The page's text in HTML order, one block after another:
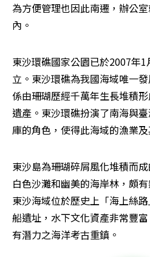
為方便管理也因此南遷，辦公
內。
東沙環礁國家公園已於2007年
立。東沙環礁為我國海域唯一
係由珊瑚歷經千萬年生長堆積
遺產。東沙環礁扮演了南海與
庫的角色，使得此海域的漁業
東沙島為珊瑚碎屑風化堆積而
白色沙灘和幽美的海岸林，頗
東沙海域位於歷史上「海上絲
船遺址，水下文化資產非常豐
有潛力之海洋考古重鎮。